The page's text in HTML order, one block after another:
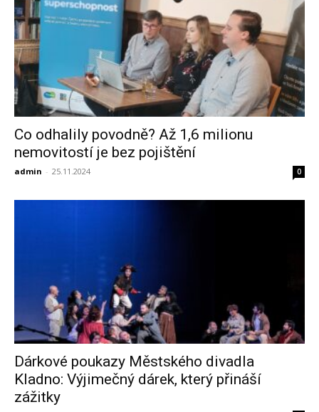
Co odhalily povodně? Až 1,6 milionu
nemovitostí je bez pojištění
admin - 25.11.2024 0
Dárkové poukazy Městského divadla
Kladno: Výjimečný dárek, který přináší
zážitky